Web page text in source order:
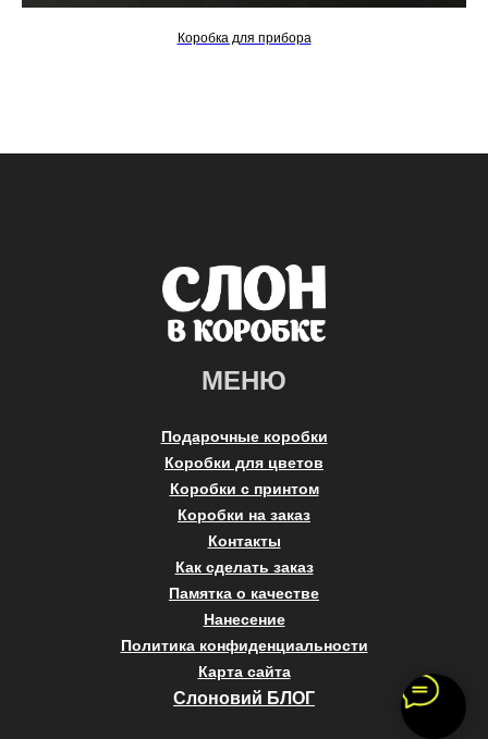
Коробка для прибора
МЕНЮ
Подарочные коробки
Коробки для цветов
Коробки с принтом
Коробки на заказ
Контакты
Как сделать заказ
Памятка о качестве
Нанесение
Политика конфиденциальности
Карта сайта
Слоновий БЛОГ